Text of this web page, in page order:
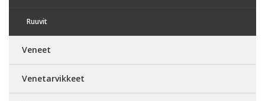
Ruuvit
Veneet
Venetarvikkeet